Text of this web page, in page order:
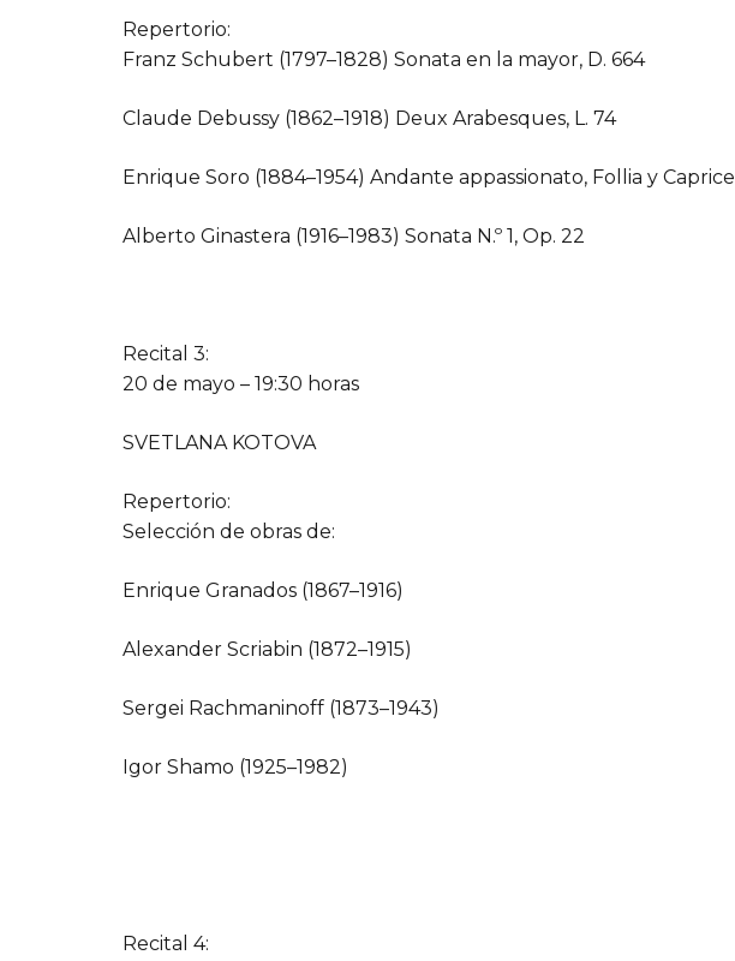
Repertorio:
Franz Schubert (1797–1828) Sonata en la mayor, D. 664
Claude Debussy (1862–1918) Deux Arabesques, L. 74
Enrique Soro (1884–1954) Andante appassionato, Follia y Caprice
Alberto Ginastera (1916–1983) Sonata N.º 1, Op. 22
Recital 3:
20 de mayo – 19:30 horas
SVETLANA KOTOVA
Repertorio:
Selección de obras de:
Enrique Granados (1867–1916)
Alexander Scriabin (1872–1915)
Sergei Rachmaninoff (1873–1943)
Igor Shamo (1925–1982)
Recital 4: